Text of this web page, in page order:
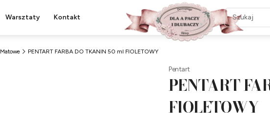
Warsztaty Kontakt
Matowe PENTART FARBA DO TKANIN 50 ml FIOLETOWY
Pentart
PENTART
FIOLETOWY